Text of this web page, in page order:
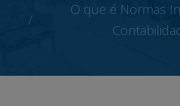
O que é Normas